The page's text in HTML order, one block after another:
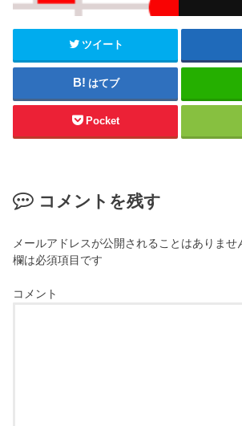
ツイート
はてブ
Pocket
コメントを残す
メールアドレスが公開されることはありませ
欄は必須項目です
コメント